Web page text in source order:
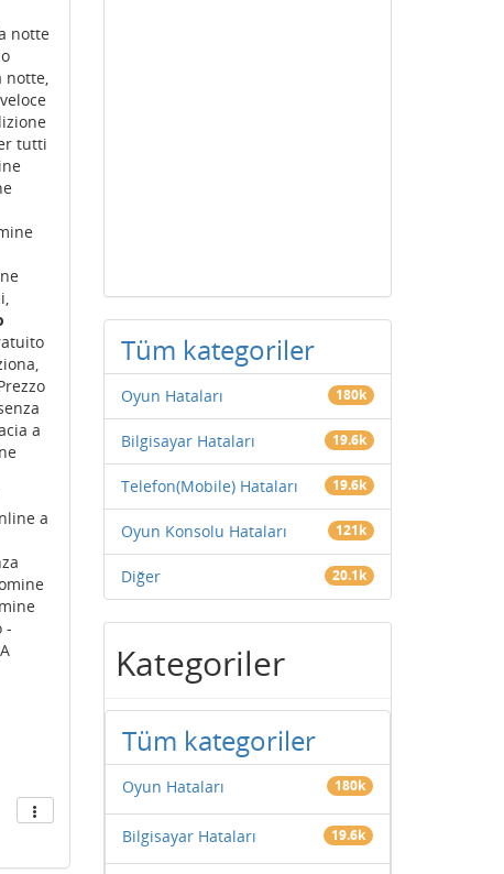
notte
notte,
tutti
a
a
-
Tüm kategoriler
Oyun Hataları 180k
Bilgisayar Hataları 19.6k
Telefon(Mobile) Hataları 19.6k
Oyun Konsolu Hataları 121k
Diğer 20.1k
Kategoriler
Tüm kategoriler
Oyun Hataları 180k
Bilgisayar Hataları 19.6k